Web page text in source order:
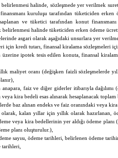
belirlenmesi halinde, sözleşmede yer verilmek
kuruluşu tarafından tüketiciden
ve tüketici tarafından konut
belirlenmesi halinde tüketiciden erken ödeme
asgari olarak aşağıdaki unsurlara yer
için kredi tutarı, finansal kiralama sözleşmeleri
üzerine ipotek tesis edilen konuta,finansal
maliyet oranı (değişken faizli sözleşmelerde
faiz ve diğer giderler itibarıyla dağılımı
kira bedeli esas alınarak hesaplanacak toplam
baz alınan endeks ve faiz oranındaki veya
kalan yıllar için yıllık olarak hazırlanan,
veya kira bedellerinin yer aldığı ödeme planı
planı oluşturulur.),
sayısı, ödeme tarihleri, belirlenen ödeme
tarihleri,